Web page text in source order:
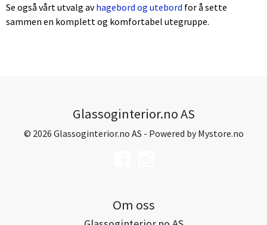
Se også vårt utvalg avhagebord og utebord for å sette
sammen en komplett og komfortabel utegruppe.
Glassoginterior.no AS
© 2026 Glassoginterior.no AS - Powered byMystore.no
Om oss